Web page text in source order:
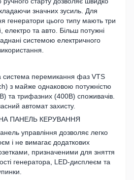
значних зусиль. Для
генератори цього типу мають три
електро та авто. Більш потужні
системою електричного
система перемикання фаз VTS
з майже однаковою потужністю
та трифазних (400В) споживачів.
автомат захисту.
ПАНЕЛЬ КЕРУВАННЯ
управління дозволяє легко
і не вимагає додаткових
призначеними для зняття
генератора, LED-дисплеєм та